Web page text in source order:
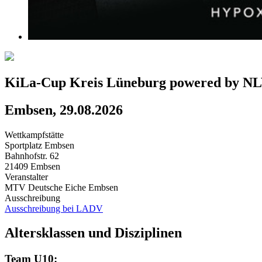
KiLa-Cup Kreis Lüneburg powered by
Embsen, 29.08.2026
Wettkampfstätte
Sportplatz Embsen
Bahnhofstr. 62
21409 Embsen
Veranstalter
MTV Deutsche Eiche Embsen
Ausschreibung
Ausschreibung bei LADV
Altersklassen und Disziplinen
Team U10: